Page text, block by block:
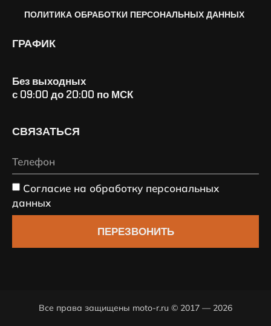
ПОЛИТИКА ОБРАБОТКИ ПЕРСОНАЛЬНЫХ ДАННЫХ
ГРАФИК
Без выходных
с 09:00 до 20:00 по МСК
СВЯЗАТЬСЯ
Согласие на обработку персональных
данных
ПЕРЕЗВОНИТЬ
Все права защищены moto-r.ru © 2017 — 2026